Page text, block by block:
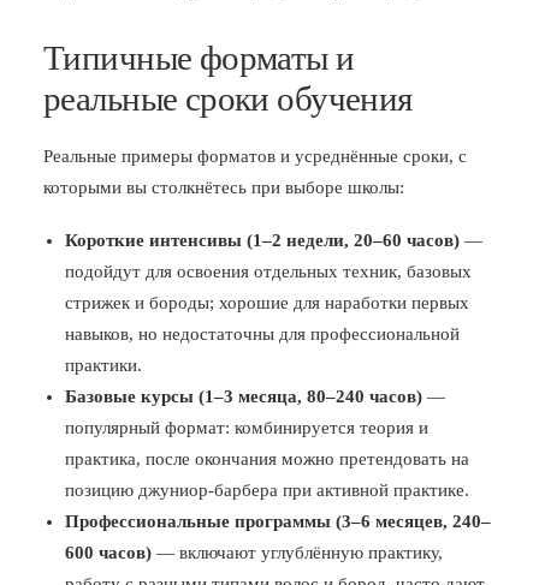
Типичные форматы и
реальные сроки обучения
Реальные примеры форматов и усреднённые сроки, с
которыми вы столкнётесь при выборе школы:
Короткие интенсивы (1–2 недели, 20–60 часов) —
подойдут для освоения отдельных техник, базовых
стрижек и бороды; хорошие для наработки первых
навыков, но недостаточны для профессиональной
практики.
Базовые курсы (1–3 месяца, 80–240 часов) —
популярный формат: комбинируется теория и
практика, после окончания можно претендовать на
позицию джуниор‑барбера при активной практике.
Профессиональные программы (3–6 месяцев, 240–
600 часов) — включают углублённую практику,